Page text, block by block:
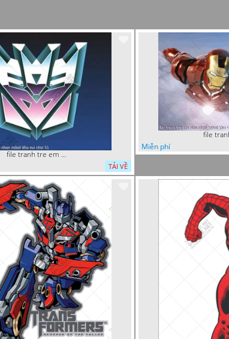
file tranh tre em sieu nhan robot khu vui choi 51
TẢI VỀ
Miễn phí